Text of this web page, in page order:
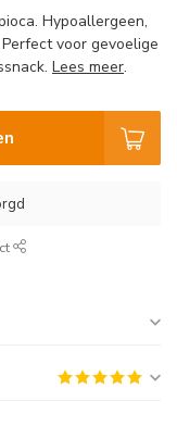
Hypoallergeen,
voor gevoelige
Lees meer.